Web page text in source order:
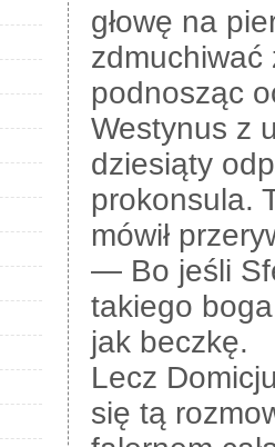
głowę na
zdmuchiwać
podnosząc
Westynus z
dziesiąty
prokonsula.
mówił
— Bo jeśli
takiego
jak beczkę.
Lecz
się tą